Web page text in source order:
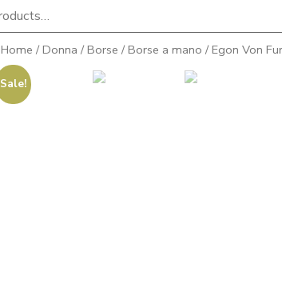
Home / Donna / Borse / Borse a mano / Egon Von
Sale!